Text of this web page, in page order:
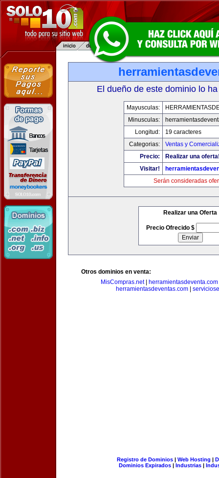
El dueño de este dominio lo
Mayusculas:
Minusculas:
Longitud:
19 caracteres
Categorias:
Ventas y
Precio:
Realizar una
Visitar!
Serán consideradas
Realizar una Oferta
Precio Ofrecido $
Otros dominios en venta:
MisCompras.net| herramientasdeventa.com
herramientasdeventas.com|
Registro de Dominios| Web Hosting |
Dominios Expirados | Industrias |